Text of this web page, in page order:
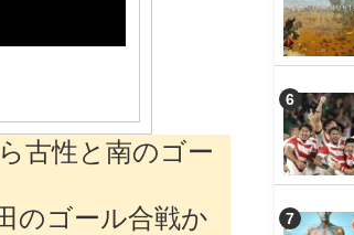
古性と南のゴー
のゴール合戦か